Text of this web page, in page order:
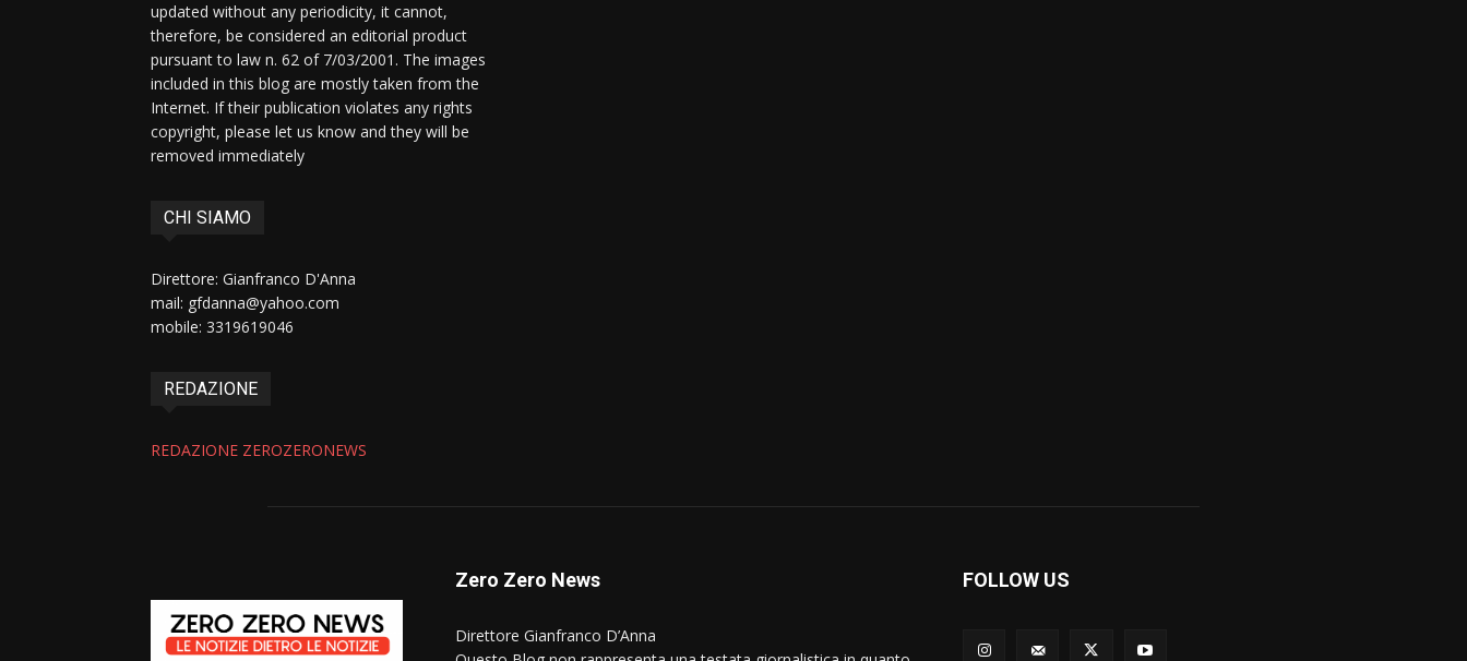
updated without any periodicity, it cannot,
therefore, be considered an editorial product
pursuant to law n. 62 of 7/03/2001. The images
included in this blog are mostly taken from the
Internet. If their publication violates any rights
copyright, please let us know and they will be
removed immediately
CHI SIAMO
Direttore: Gianfranco D'Anna
mail: gfdanna@yahoo.com
mobile: 3319619046
REDAZIONE
REDAZIONE ZEROZERONEWS
Zero Zero News
Direttore Gianfranco D’Anna
FOLLOW US